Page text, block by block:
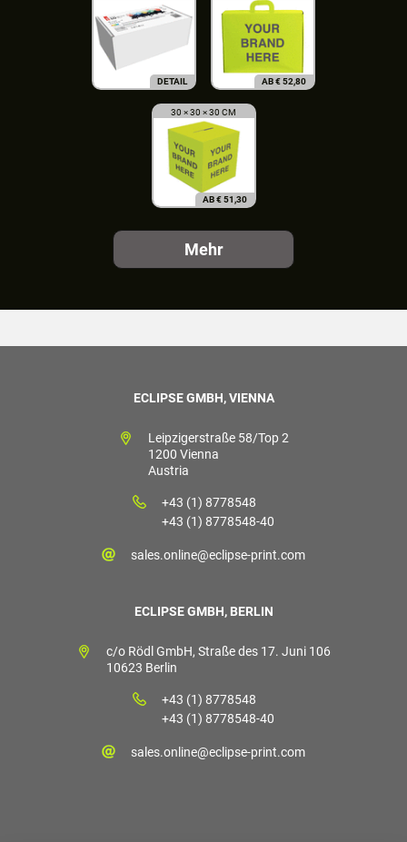
DETAIL AB€52,80
30 × 30 × 30 CM
AB€ 51,30
Mehr
ECLIPSE GMBH, VIENNA
Leipzigerstraße 58/Top 2
1200 Vienna
Austria
+43 (1) 8778548
+43 (1) 8778548-40
sales.online@eclipse-print.com
ECLIPSE GMBH, BERLIN
c/o Rödl GmbH, Straße des 17. Juni 106
10623 Berlin
+43 (1) 8778548
+43 (1) 8778548-40
sales.online@eclipse-print.com